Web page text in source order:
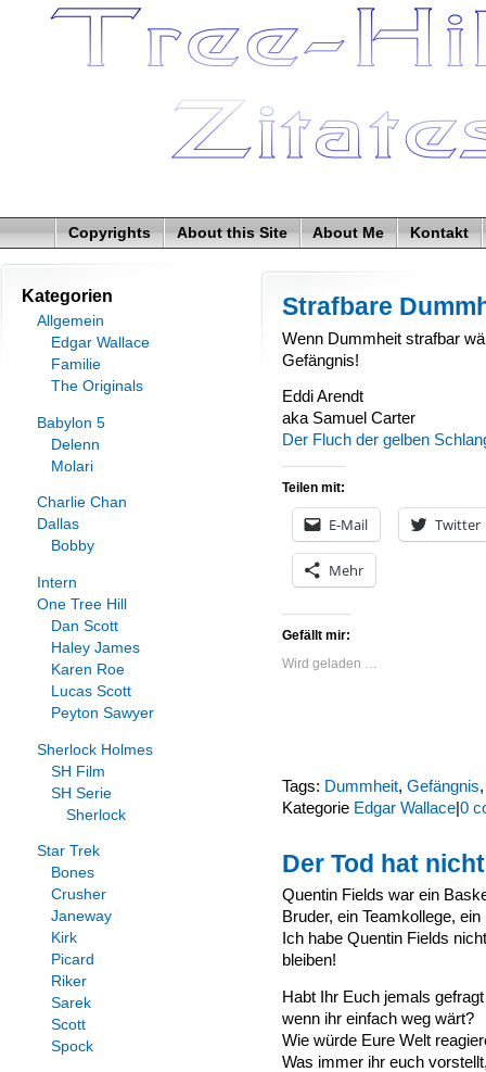
Copyrights About this Site About Me Kontakt
Strafbare
Wenn Dummheit strafbar
Gefängnis!
Eddi Arendt
aka Samuel Carter
Der Fluch der gelben
Teilen mit:
E-Mail Twitter
Mehr
Gefällt mir:
Wird geladen …
Tags: Dummheit, Gefängnis
Kategorie Edgar Wallace 0
Der Tod hat
Quentin Fields war ein
Bruder, ein Teamkollege, ein
Ich habe Quentin Fields
bleiben!
Habt Ihr Euch jemals
wenn ihr einfach weg wärt?
Wie würde Eure Welt
Was immer ihr euch
Kategorien
Allgemein
Edgar Wallace
Familie
The Originals
Babylon 5
Delenn
Molari
Charlie Chan
Dallas
Bobby
Intern
One Tree Hill
Dan Scott
Haley James
Karen Roe
Lucas Scott
Peyton Sawyer
Sherlock Holmes
SH Film
SH Serie
Sherlock
Star Trek
Bones
Crusher
Janeway
Kirk
Picard
Riker
Sarek
Scott
Spock